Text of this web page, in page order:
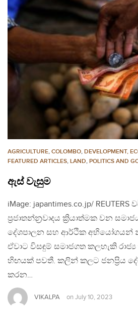
AGRICULTURE, COLOMBO, DEVELOPMENT,
FEATURED ARTICLES, LAND, POLITICS AND
ඇස් වැසුම
iMage: japantimes.co.jp/
ප්‍රජාතන්න්‍රවාදය ක්‍රියාත්මක වන
දේශපාලන සහ ආර්ථික අභියෝගයන්
ඒවාට විසඳුම් සමාජගත කලහැකි
හිඟයක් පවතී. කලින් කලට ජනප්‍රිය
කරන…
VIKALPA on July 10, 2023